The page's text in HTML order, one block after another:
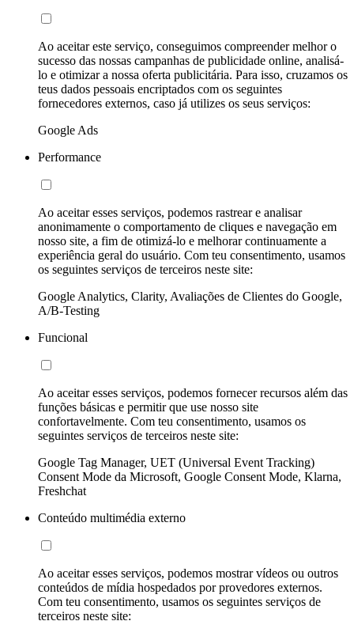
Ao aceitar este serviço, conseguimos compreender melhor o
sucesso das nossas campanhas de publicidade online, analisá-
lo e otimizar a nossa oferta publicitária. Para isso, cruzamos os
teus dados pessoais encriptados com os seguintes
fornecedores externos, caso já utilizes os seus serviços:
Google Ads
Performance
Ao aceitar esses serviços, podemos rastrear e analisar
anonimamente o comportamento de cliques e navegação em
nosso site, a fim de otimizá-lo e melhorar continuamente a
experiência geral do usuário. Com teu consentimento, usamos
os seguintes serviços de terceiros neste site:
Google Analytics, Clarity, Avaliações de Clientes do Google,
A/B-Testing
Funcional
Ao aceitar esses serviços, podemos fornecer recursos além das
funções básicas e permitir que use nosso site
confortavelmente. Com teu consentimento, usamos os
seguintes serviços de terceiros neste site:
Google Tag Manager, UET (Universal Event Tracking)
Consent Mode da Microsoft, Google Consent Mode, Klarna,
Freshchat
Conteúdo multimédia externo
Ao aceitar esses serviços, podemos mostrar vídeos ou outros
conteúdos de mídia hospedados por provedores externos.
Com teu consentimento, usamos os seguintes serviços de
terceiros neste site: